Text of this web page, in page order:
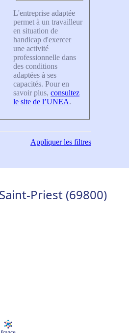
L'entreprise adaptée
permet à un travailleur
en situation de
handicap d'exercer
une activité
professionnelle dans
des conditions
adaptées à ses
capacités. Pour en
savoir plus, consultez
le site de l’UNEA.
Appliquerles filtres
Priest (69800)